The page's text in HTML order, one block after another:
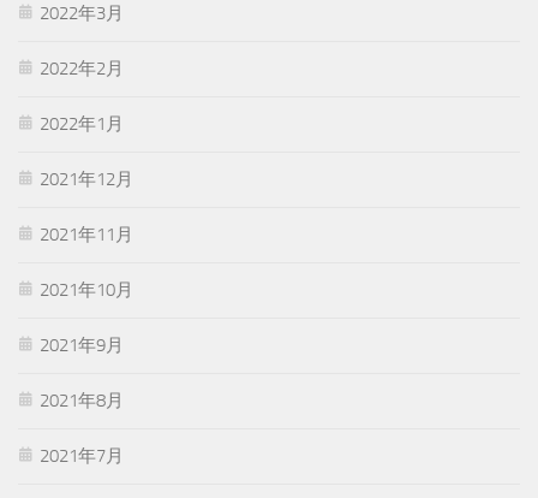
2022年3月
2022年2月
2022年1月
2021年12月
2021年11月
2021年10月
2021年9月
2021年8月
2021年7月